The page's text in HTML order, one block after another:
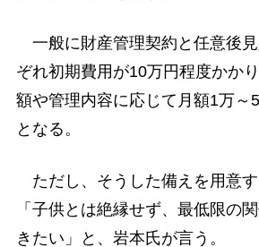
一般に財産管理契約と任意後
ぞれ初期費用が10万円程度かか
額や管理内容に応じて月額1万～
となる。
ただし、そうした備えを用意す
「子供とは絶縁せず、最低限の
きたい」と、岩本氏が言う。